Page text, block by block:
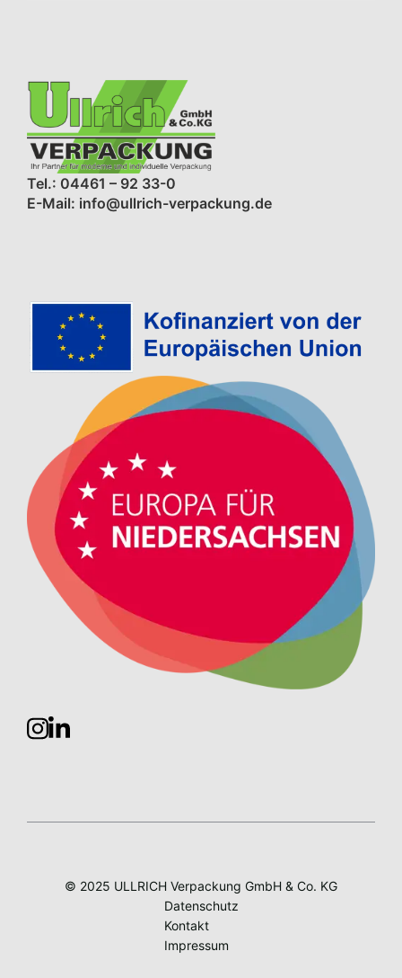
Tel.: 04461 – 92 33-0
E-Mail: info@ullrich-verpackung.de
© 2025 ULLRICH Verpackung GmbH & Co. KG
Datenschutz
Kontakt
Impressum